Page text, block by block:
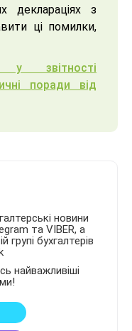
з
ці помилки,
у звітності
поради від
новини
та VIBER, а
групі бухгалтерів
найважливіші